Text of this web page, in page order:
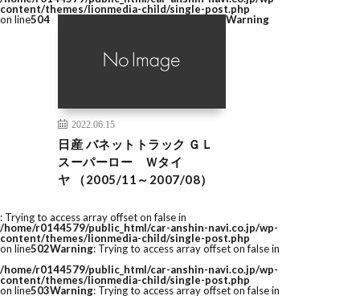
content/themes/lionmedia-child/single-post.php
on line504
2022.06.15
日産 バネットトラック ＧＬ
スーパーロー Ｗタイ
ヤ （2005/11～2007/08）
Warning
: Trying to access array offset on false in
/home/r0144579/public_html/car-anshin-navi.co.jp/wp-
content/themes/lionmedia-child/single-post.php
on line502Warning: Trying to access array offset on false in
/home/r0144579/public_html/car-anshin-navi.co.jp/wp-
content/themes/lionmedia-child/single-post.php
on line503Warning: Trying to access array offset on false in